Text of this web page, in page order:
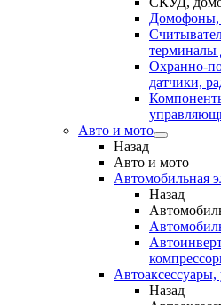
Домофоны,
терминалы
Охранно-
датчики,
Авто и мото
Назад
Авто и мото
Автомобильная
Назад
Назад